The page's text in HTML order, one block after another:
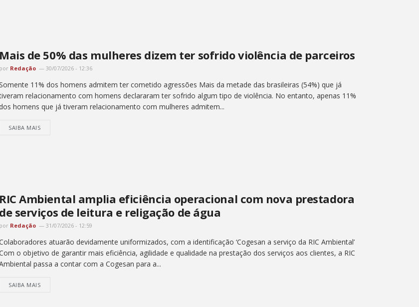
Mais de 50% das mulheres dizem ter sofrido violência de parceiros
por Redação 30/07/2026 - 12:36
11% dos homens admitem ter cometido agressões Mais da metade das brasileiras (54%) que já
relacionamento com homens declararam ter sofrido algum tipo de violência. No entanto, apenas 11%
dos homens que já tiveram relacionamento com mulheres admitem...
SAIBA MAIS
RIC Ambiental amplia eficiência operacional com nova prestadora
de serviços de leitura e religação de água
por Redação 31/07/2026 - 12:59
atuarão devidamente uniformizados, com a identificação ‘Cogesan a serviço da RIC Ambiental’
o objetivo de garantir mais eficiência, agilidade e qualidade na prestação dos serviços aos clientes, a RIC
passa a contar com a Cogesan para a...
SAIBA MAIS